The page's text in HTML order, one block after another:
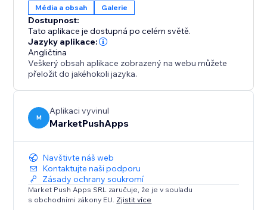
Média a obsah Galerie
Dostupnost:
Tato aplikace je dostupná po celém světě.
Jazyky aplikace:
Angličtina
Veškerý obsah aplikace zobrazený na webu můžete
přeložit do jakéhokoli jazyka.
M
Aplikaci vyvinul
MarketPushApps
Navštivte náš web
Kontaktujte naši podporu
Zásady ochrany soukromí
Market Push Apps SRL zaručuje, že je v souladu
s obchodními zákony EU. Zjistit více